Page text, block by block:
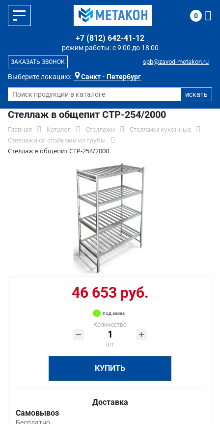
Выберите локацию: Санкт - Петербург
режим работы: с 9:00 до 18:00
+7 (812) 642-41-12
spb@zavod-metakon.ru
ЗАКАЗАТЬ ЗВОНОК
0
Стеллаж в общепит СТР-254/2000
Главная Каталог Стеллажи
Стеллажи кухонные
Стеллажи со стойками из трубы
Стеллаж в общепит СТР-254/2000
46 653 руб.
под заказ
Количество
шт
КУПИТЬ
Доставка
Самовывоз